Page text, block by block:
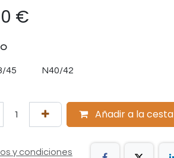
€
45 N40/42
Añadir a la cesta
y condiciones